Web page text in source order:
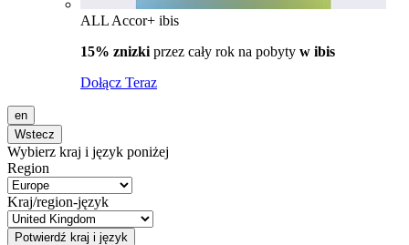
ALL Accor+ ibis
15% znizki przez cały rok na pobyty w ibis
Dołącz Teraz
en
Wstecz
Wybierz kraj i język poniżej
Region
Kraj/region-język
Potwierdź kraj i język